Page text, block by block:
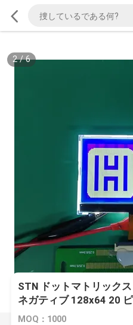
2/6
STN ドットマトリック
ネガティブ 128x64 20
MOQ：1000